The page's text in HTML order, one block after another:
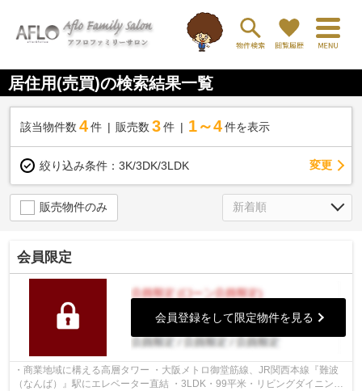
居住用(売買)の検索結果一覧
該当物件数 4件 販売数 3 件 1～4 件を表示
絞り込み条件： 3K/3DK/3LDK 変更
販売物件のみ
会員限定
会員登録をして限定物件を見る
・商業地域に構える高層タワー ・大阪メトロ御堂筋線、JR関西本線『難波
（なんば）』駅にエレベーター直結 ・3LDK・99平米・リビングダイニング